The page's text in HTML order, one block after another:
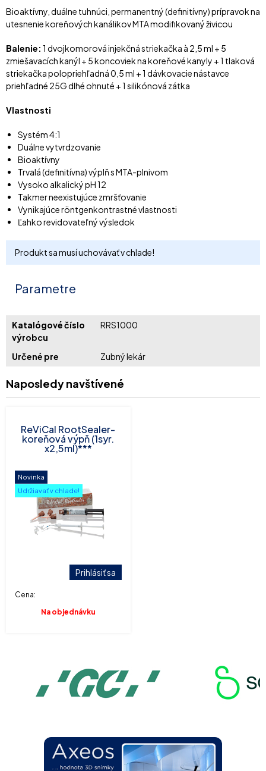
Bioaktívny, duálne tuhnúci, permanentný (definitívny) prípravok na
utesnenie koreňových kanálikov MTA modifikovaný živicou
Balenie: 1 dvojkomorová injekčná striekačka à 2,5 ml + 5
zmiešavacích kanýl + 5 koncoviek na koreňové kanyly + 1 tlaková
striekačka polopriehľadná 0,5 ml + 1 dávkovacie nástavce
priehľadné 25G dlhé ohnuté + 1 silikónová zátka
Vlastnosti
Systém 4:1
Duálne vytvrdzovanie
Bioaktívny
Trvalá (definitívna) výplň s MTA-plnivom
Vysoko alkalický pH 12
Takmer neexistujúce zmršťovanie
Vynikajúce röntgenkontrastné vlastnosti
Ľahko revidovateľný výsledok
Produkt sa musí uchovávať v chlade!
Parametre
Katalógové číslo
výrobcu
RRS1000
Určené pre Zubný lekár
Naposledy navštívené
ReViCal RootSealer-
koreňová výpň (1syr.
x2,5ml)***
Novinka
Udržiavať v chlade!
Cena:
Prihlásiť sa
Na objednávku